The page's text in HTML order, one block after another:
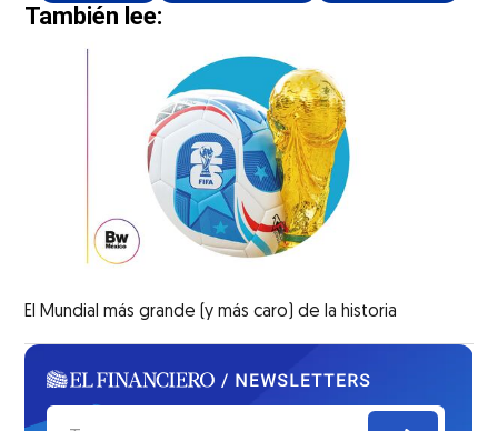
También lee:
El Mundial más grande (y más caro) de la historia